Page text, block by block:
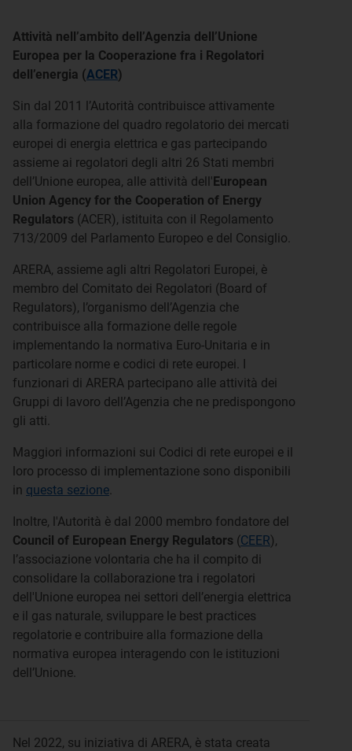
Attività nell’ambito dell’Agenzia dell’Unione
Europea per la Cooperazione fra i Regolatori
dell’energia (ACER)
Sin dal 2011 l’Autorità contribuisce attivamente
alla formazione del quadro regolatorio dei mercati
europei di energia elettrica e gas partecipando
assieme ai regolatori degli altri 26 Stati membri
dell’Unione europea, alle attività dell'European
Union Agency for the Cooperation of Energy
Regulators (ACER), istituita con il Regolamento
713/2009 del Parlamento Europeo e del Consiglio.
ARERA, assieme agli altri Regolatori Europei, è
membro del Comitato dei Regolatori (Board of
Regulators), l’organismo dell’Agenzia che
contribuisce alla formazione delle regole
implementando la normativa Euro-Unitaria e in
particolare norme e codici di rete europei. I
funzionari di ARERA partecipano alle attività dei
Gruppi di lavoro dell’Agenzia che ne predispongono
gli atti.
Maggiori informazioni sui Codici di rete europei e il
loro processo di implementazione sono disponibili
in questa sezione.
Inoltre, l'Autorità è dal 2000 membro fondatore del
Council of European Energy Regulators (CEER),
l’associazione volontaria che ha il compito di
consolidare la collaborazione tra i regolatori
dell'Unione europea nei settori dell’energia elettrica
e il gas naturale, sviluppare le best practices
regolatorie e contribuire alla formazione della
normativa europea interagendo con le istituzioni
dell’Unione.
Nel 2022, su iniziativa di ARERA, è stata creata